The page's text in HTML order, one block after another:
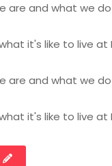
are and what we do
it's like to live at
are and what we do
it's like to live at